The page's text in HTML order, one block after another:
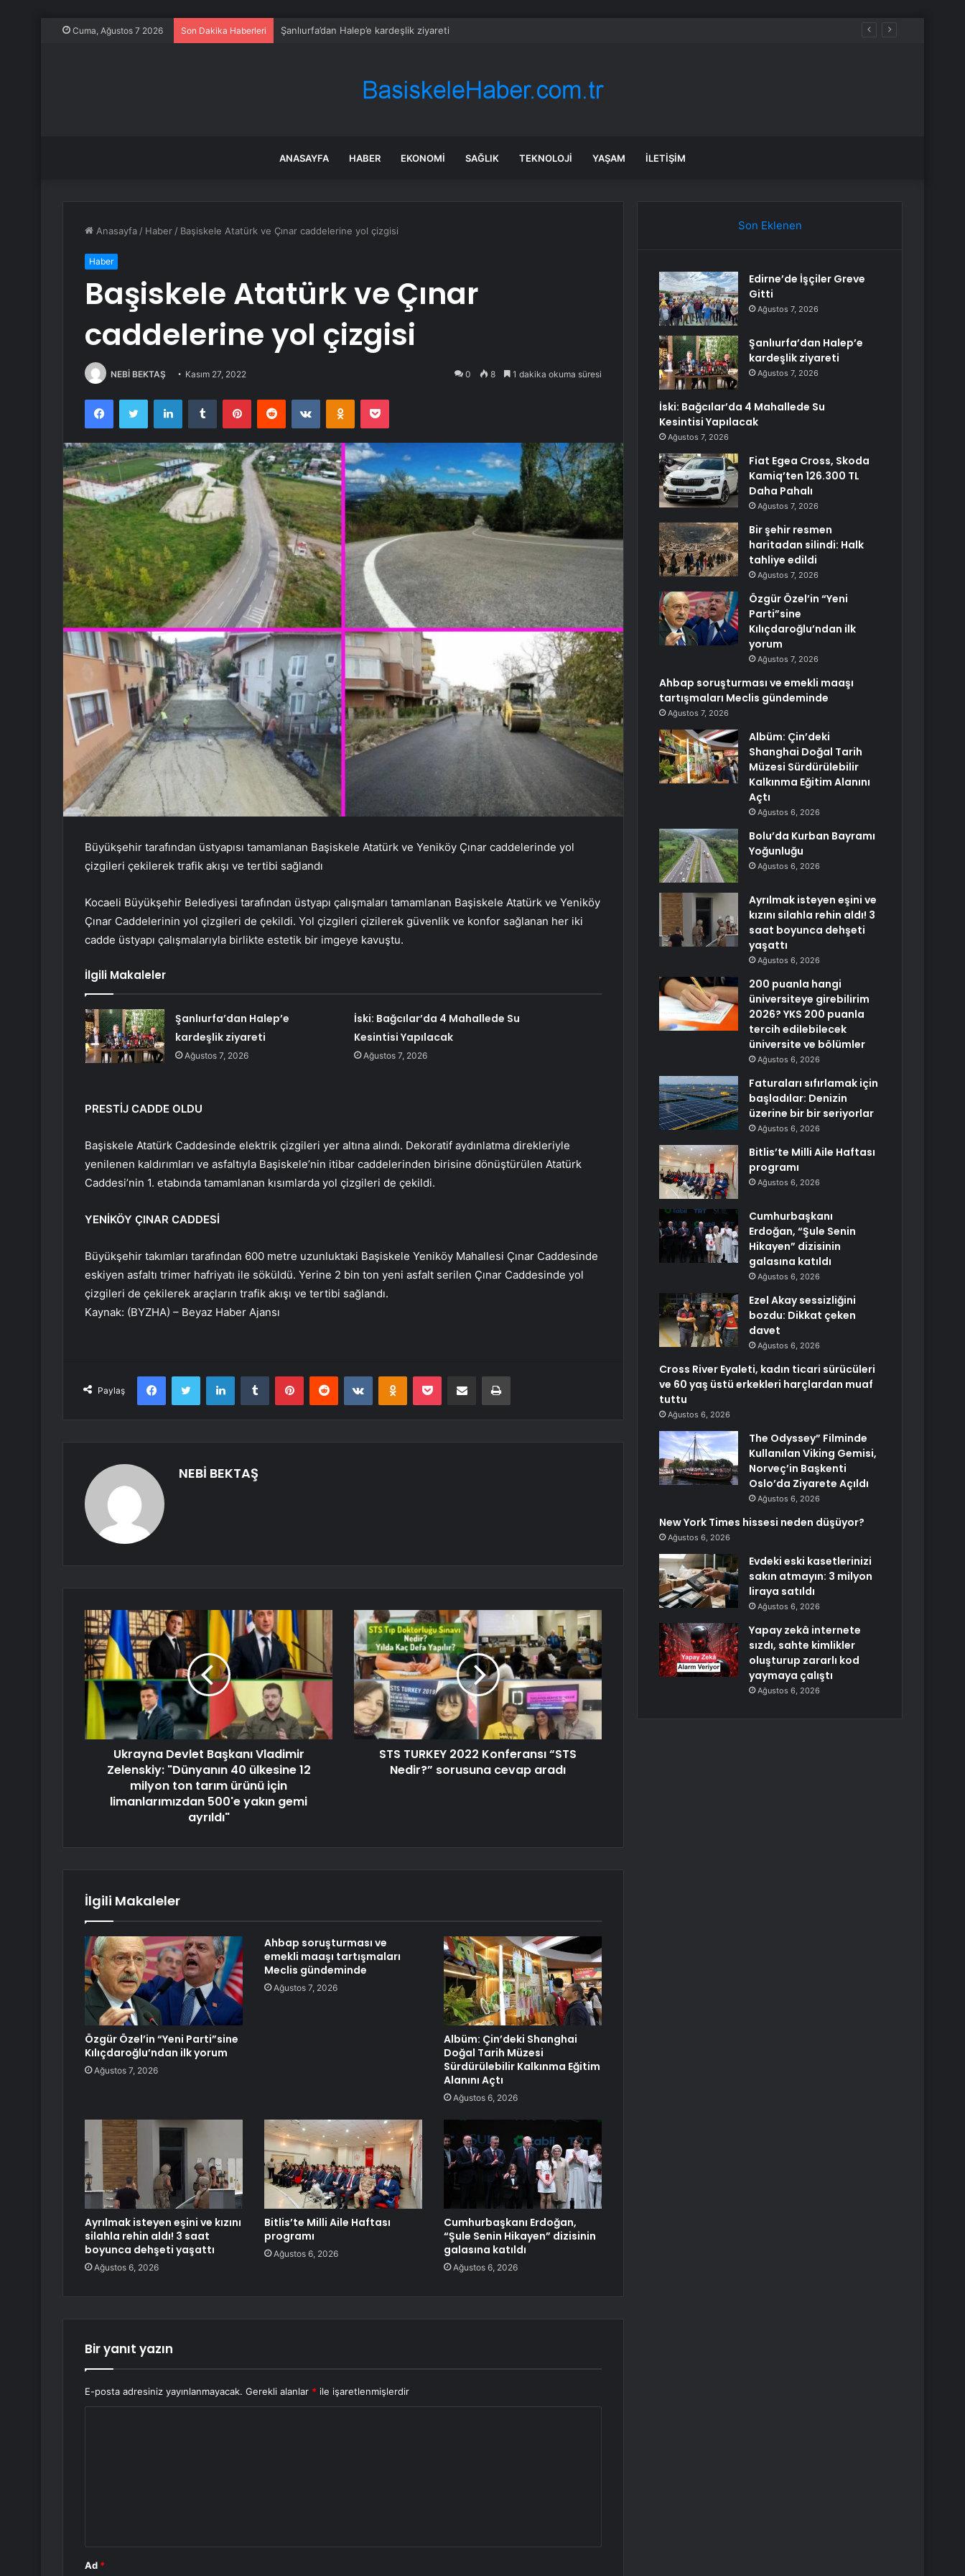
Cuma, Ağustos 7 2026 Son Dakika Haberleri Şanlıurfa’dan Halep’e kardeşlik ziyareti
ANASAYFA HABER EKONOMI SAĞLIK TEKNOLOJI YAŞAM İLETIŞIM
Anasayfa / Haber / Başiskele Atatürk ve Çınar caddelerine yol çizgisi
Haber
Başiskele Atatürk ve Çınar
caddelerine yol çizgisi
NEBİ BEKTAŞ Kasım 27, 2022 0 8 1 dakika okuma süresi
FacebookTwitter LinkedInTumblr PinterestReddit VKontakteOdnoklassniki
Pocket
Büyükşehir tarafından üstyapısı tamamlanan Başiskele Atatürk ve Yeniköy Çınar caddelerinde yol
çizgileri çekilerek trafik akışı ve tertibi sağlandı
Kocaeli Büyükşehir Belediyesi tarafından üstyapı çalışmaları tamamlanan Başiskele Atatürk ve Yeniköy
Çınar Caddelerinin yol çizgileri de çekildi. Yol çizgileri çizilerek güvenlik ve konfor sağlanan her iki
cadde üstyapı çalışmalarıyla birlikte estetik bir imgeye kavuştu.
İlgili Makaleler
Şanlıurfa’dan Halep’e
kardeşlik ziyareti
Ağustos 7, 2026
İski: Bağcılar’da 4 Mahallede Su
Kesintisi Yapılacak
Ağustos 7, 2026
PRESTİJ CADDE OLDU
Başiskele Atatürk Caddesinde elektrik çizgileri yer altına alındı. Dekoratif aydınlatma direkleriyle
yenilenen kaldırımları ve asfaltıyla Başiskele’nin itibar caddelerinden birisine dönüştürülen Atatürk
Caddesi’nin 1. etabında tamamlanan kısımlarda yol çizgileri de çekildi.
YENİKÖY ÇINAR CADDESİ
Büyükşehir takımları tarafından 600 metre uzunluktaki Başiskele Yeniköy Mahallesi Çınar Caddesinde
eskiyen asfaltı trimer hafriyatı ile söküldü. Yerine 2 bin ton yeni asfalt serilen Çınar Caddesinde yol
çizgileri de çekilerek araçların trafik akışı ve tertibi sağlandı.
Kaynak: (BYZHA) – Beyaz Haber Ajansı
Paylaş
FacebookTwitter LinkedInTumblr PinterestReddit VKontakteOdnoklassniki
Pocket E-Posta ile paylaş Yazdır
NEBİ BEKTAŞ
Ukrayna Devlet Başkanı Vladimir
Zelenskiy: "Dünyanın 40 ülkesine 12
milyon ton tarım ürünü için
limanlarımızdan 500'e yakın gemi
ayrıldı"
STS TURKEY 2022 Konferansı “STS
Nedir?” sorusuna cevap aradı
İlgili Makaleler
Özgür Özel’in “Yeni Parti”sine
Kılıçdaroğlu’ndan ilk yorum
Ağustos 7, 2026
Ahbap soruşturması ve
emekli maaşı tartışmaları
Meclis gündeminde
Ağustos 7, 2026
Albüm: Çin’deki Shanghai
Doğal Tarih Müzesi
Sürdürülebilir Kalkınma Eğitim
Alanını Açtı
Ağustos 6, 2026
Ayrılmak isteyen eşini ve kızını
silahla rehin aldı! 3 saat
boyunca dehşeti yaşattı
Ağustos 6, 2026
Bitlis’te Milli Aile Haftası
programı
Ağustos 6, 2026
Cumhurbaşkanı Erdoğan,
“Şule Senin Hikayen” dizisinin
galasına katıldı
Ağustos 6, 2026
Bir yanıt yazın
E-posta adresiniz yayınlanmayacak. Gerekli alanlar * ile işaretlenmişlerdir
Ad *
Son Eklenen
Edirne’de İşçiler Greve
Gitti
Ağustos 7, 2026
Şanlıurfa’dan Halep’e
kardeşlik ziyareti
Ağustos 7, 2026
İski: Bağcılar’da 4 Mahallede Su
Kesintisi Yapılacak
Ağustos 7, 2026
Fiat Egea Cross, Skoda
Kamiq’ten 126.300 TL
Daha Pahalı
Ağustos 7, 2026
Bir şehir resmen
haritadan silindi: Halk
tahliye edildi
Ağustos 7, 2026
Özgür Özel’in “Yeni
Parti”sine
Kılıçdaroğlu’ndan ilk
yorum
Ağustos 7, 2026
Ahbap soruşturması ve emekli maaşı
tartışmaları Meclis gündeminde
Ağustos 7, 2026
Albüm: Çin’deki
Shanghai Doğal Tarih
Müzesi Sürdürülebilir
Kalkınma Eğitim Alanını
Açtı
Ağustos 6, 2026
Bolu’da Kurban Bayramı
Yoğunluğu
Ağustos 6, 2026
Ayrılmak isteyen eşini ve
kızını silahla rehin aldı! 3
saat boyunca dehşeti
yaşattı
Ağustos 6, 2026
200 puanla hangi
üniversiteye girebilirim
2026? YKS 200 puanla
tercih edilebilecek
üniversite ve bölümler
Ağustos 6, 2026
Faturaları sıfırlamak için
başladılar: Denizin
üzerine bir bir seriyorlar
Ağustos 6, 2026
Bitlis’te Milli Aile Haftası
programı
Ağustos 6, 2026
Cumhurbaşkanı
Erdoğan, “Şule Senin
Hikayen” dizisinin
galasına katıldı
Ağustos 6, 2026
Ezel Akay sessizliğini
bozdu: Dikkat çeken
davet
Ağustos 6, 2026
Cross River Eyaleti, kadın ticari sürücüleri
ve 60 yaş üstü erkekleri harçlardan muaf
tuttu
Ağustos 6, 2026
The Odyssey” Filminde
Kullanılan Viking Gemisi,
Norveç’in Başkenti
Oslo’da Ziyarete Açıldı
Ağustos 6, 2026
New York Times hissesi neden düşüyor?
Ağustos 6, 2026
Evdeki eski kasetlerinizi
sakın atmayın: 3 milyon
liraya satıldı
Ağustos 6, 2026
Yapay zekâ internete
sızdı, sahte kimlikler
oluşturup zararlı kod
yaymaya çalıştı
Ağustos 6, 2026